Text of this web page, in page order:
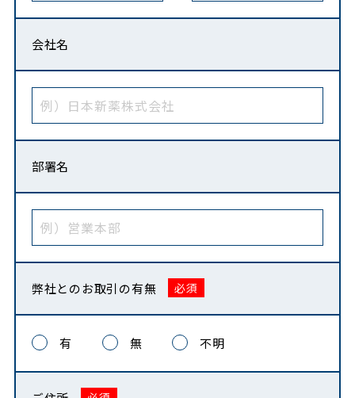
会社名
部署名
弊社とのお取引の有無
有 無 不明